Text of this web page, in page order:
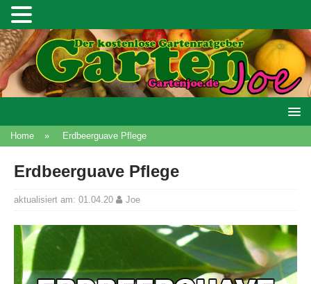
Home » Erdbeerguave Pflege
Erdbeerguave Pflege
aktualisiert am: 01.04.20 Joe